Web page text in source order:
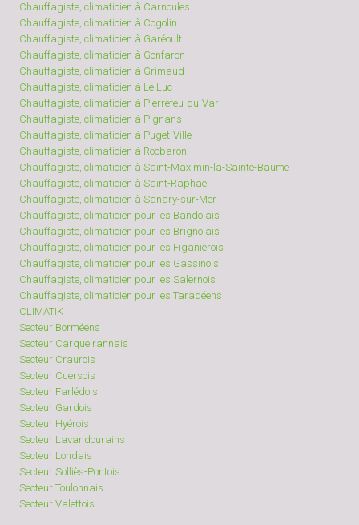
Chauffagiste, climaticien à Carnoules
Chauffagiste, climaticien à Cogolin
Chauffagiste, climaticien à Garéoult
Chauffagiste, climaticien à Gonfaron
Chauffagiste, climaticien à Grimaud
Chauffagiste, climaticien à Le Luc
Chauffagiste, climaticien à Pierrefeu-du-Var
Chauffagiste, climaticien à Pignans
Chauffagiste, climaticien à Puget-Ville
Chauffagiste, climaticien à Rocbaron
Chauffagiste, climaticien à Saint-Maximin-la-Sainte-Baume
Chauffagiste, climaticien à Saint-Raphaël
Chauffagiste, climaticien à Sanary-sur-Mer
Chauffagiste, climaticien pour les Bandolais
Chauffagiste, climaticien pour les Brignolais
Chauffagiste, climaticien pour les Figanièrois
Chauffagiste, climaticien pour les Gassinois
Chauffagiste, climaticien pour les Salernois
Chauffagiste, climaticien pour les Taradéens
CLIMATIK
Secteur Borméens
Secteur Carqueirannais
Secteur Craurois
Secteur Cuersois
Secteur Farlédois
Secteur Gardois
Secteur Hyérois
Secteur Lavandourains
Secteur Londais
Secteur Solliès-Pontois
Secteur Toulonnais
Secteur Valettois